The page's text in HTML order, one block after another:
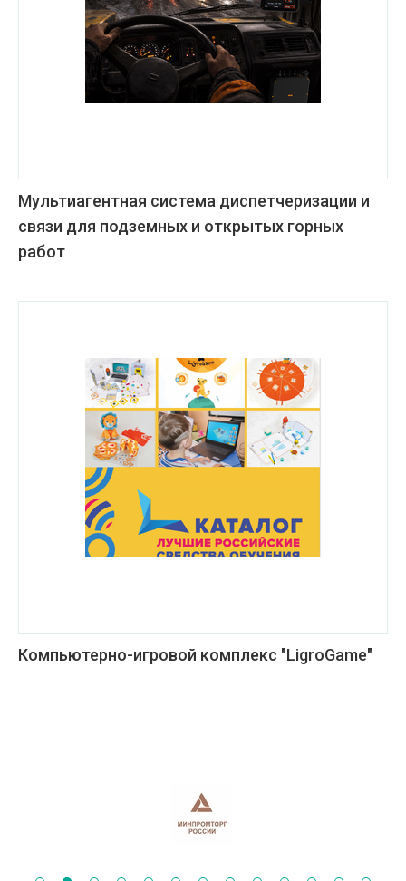
Мультиагентная система диспетчеризации и
связи для подземных и открытых горных
работ
Компьютерно-игровой комплекс "LigroGame"